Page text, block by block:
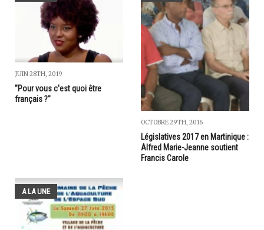
JUIN 28TH, 2019
"Pour vous c'est quoi être
français ?"
OCTOBRE 29TH, 2016
Législatives 2017 en Martinique :
Alfred Marie-Jeanne soutient
Francis Carole
A LA UNE